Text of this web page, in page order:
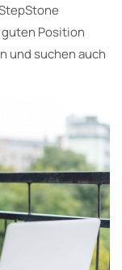
Position
und suchen auch